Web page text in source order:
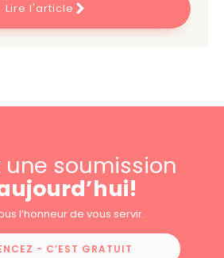
Lire l'article
une soumission
l’honneur de vous servir.
- C’EST GRATUIT